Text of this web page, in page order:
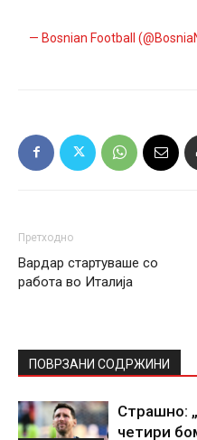
— Bosnian Football
Претходно
Вардар стартуваше со
работа во Италија
ПОВРЗАНИ СОДРЖИНИ
Страшно:
четири